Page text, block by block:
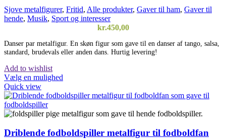
Sjove metalfigurer, Fritid, Alle produkter, Gaver til ham, Gaver til
hende, Musik, Sport og interesser
kr.450,00
Danser par metalfigur. En skøn figur som gave til en danser af tango, salsa,
standard, brudevals eller anden dans. Hurtig levering!
Add to wishlist
Vælg en mulighed
Quick view
Driblende fodboldspiller metalfigur til fodboldfan